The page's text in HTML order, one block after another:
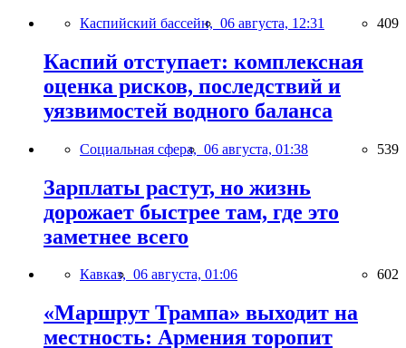
Каспийский бассейн, 06 августа, 12:31 409
Каспий отступает: комплексная
оценка рисков, последствий и
уязвимостей водного баланса
Социальная сфера, 06 августа, 01:38 539
Зарплаты растут, но жизнь
дорожает быстрее там, где это
заметнее всего
Кавказ, 06 августа, 01:06 602
«Маршрут Трампа» выходит на
местность: Армения торопит